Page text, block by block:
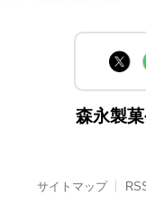
森永製
サイトマップ